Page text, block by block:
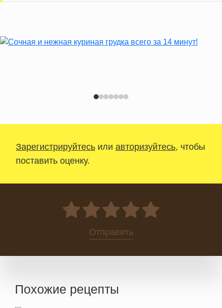
Зарегистрируйтесь или авторизуйтесь, чтобы
поставить оценку.
0
Отправить
Похожие рецепты